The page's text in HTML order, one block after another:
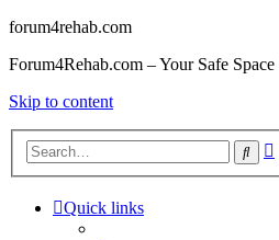
forum4rehab.com
Forum4Rehab.com – Your Safe
Skip to content
Quick links